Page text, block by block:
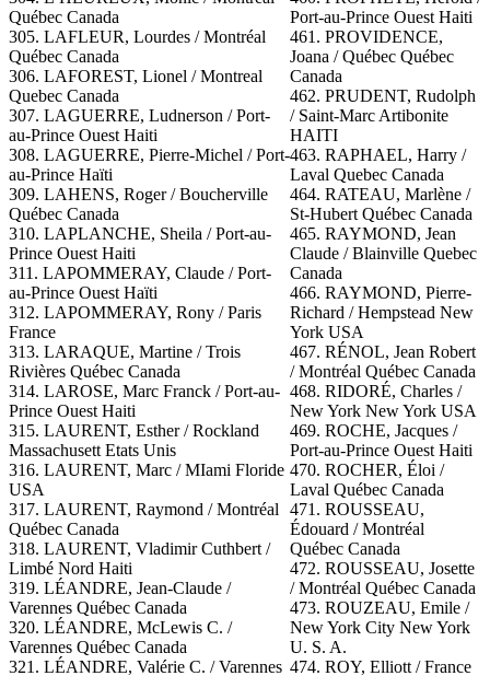
Québec Canada
305. LAFLEUR, Lourdes / Montréal
Québec Canada
306. LAFOREST, Lionel / Montreal
Quebec Canada
307. LAGUERRE, Ludnerson / Port-
au-Prince Ouest Haiti
308. LAGUERRE, Pierre-Michel / Port-
au-Prince Haïti
309. LAHENS, Roger / Boucherville
Québec Canada
310. LAPLANCHE, Sheila / Port-au-
Prince Ouest Haiti
311. LAPOMMERAY, Claude / Port-
au-Prince Ouest Haïti
312. LAPOMMERAY, Rony / Paris
France
313. LARAQUE, Martine / Trois
Rivières Québec Canada
314. LAROSE, Marc Franck / Port-au-
Prince Ouest Haiti
315. LAURENT, Esther / Rockland
Massachusett Etats Unis
316. LAURENT, Marc / MIami Floride
USA
317. LAURENT, Raymond / Montréal
Québec Canada
318. LAURENT, Vladimir Cuthbert /
Limbé Nord Haiti
319. LÉANDRE, Jean-Claude /
Varennes Québec Canada
320. LÉANDRE, McLewis C. /
Varennes Québec Canada
321. LÉANDRE, Valérie C. / Varennes
Port-au-Prince Ouest Haiti
461. PROVIDENCE,
Joana / Québec Québec
Canada
462. PRUDENT, Rudolph
/ Saint-Marc Artibonite
HAITI
463. RAPHAEL, Harry /
Laval Quebec Canada
464. RATEAU, Marlène /
St-Hubert Québec Canada
465. RAYMOND, Jean
Claude / Blainville Quebec
Canada
466. RAYMOND, Pierre-
Richard / Hempstead New
York USA
467. RÉNOL, Jean Robert
/ Montréal Québec Canada
468. RIDORÉ, Charles /
New York New York USA
469. ROCHE, Jacques /
Port-au-Prince Ouest Haiti
470. ROCHER, Éloi /
Laval Québec Canada
471. ROUSSEAU,
Édouard / Montréal
Québec Canada
472. ROUSSEAU, Josette
/ Montréal Québec Canada
473. ROUZEAU, Emile /
New York City New York
U. S. A.
474. ROY, Elliott / France